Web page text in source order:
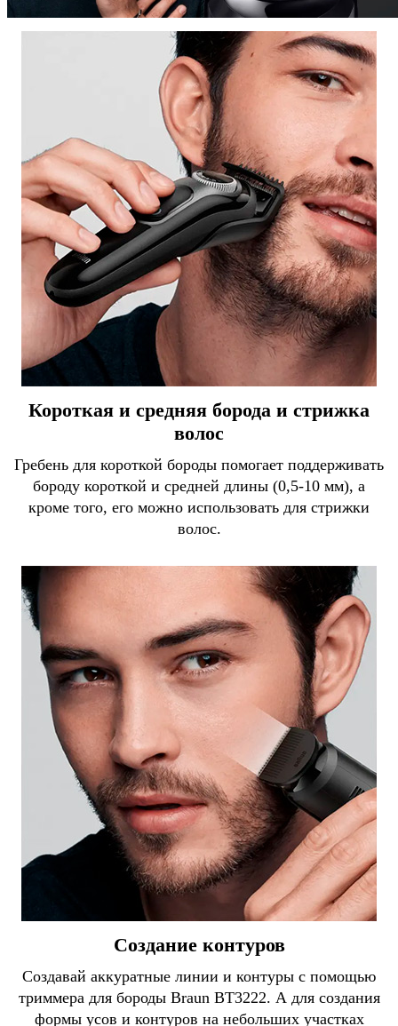
Короткая и средняя борода и стрижка
волос
Гребень для короткой бороды помогает поддерживать
бороду короткой и средней длины (0,5-10 мм), а
кроме того, его можно использовать для стрижки
волос.
Создание контуров
Создавай аккуратные линии и контуры с помощью
триммера для бороды Braun BT3222. А для создания
формы усов и контуров на небольших участках